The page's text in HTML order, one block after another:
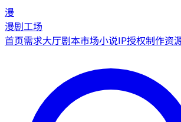
漫
漫剧工场
首页需求大厅剧本市场小说IP授权制作资